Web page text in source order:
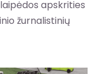
apskrities
žurnalistinių